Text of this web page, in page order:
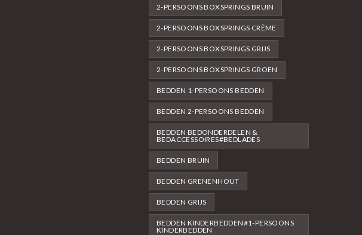
2-PERSOONS BOXSPRINGS BRUIN
2-PERSOONS BOXSPRINGS CRÈME
2-PERSOONS BOXSPRINGS GRIJS
2-PERSOONS BOXSPRINGS GROEN
BEDDEN 1-PERSOONS BEDDEN
BEDDEN 2-PERSOONS BEDDEN
BEDDEN BEDONDERDELEN &
BEDACCESSOIRES#BEDLADES
BEDDEN BRUIN
BEDDEN GRENENHOUT
BEDDEN GRIJS
BEDDEN KINDERBEDDEN#1-PERSOONS
KINDERBEDDEN